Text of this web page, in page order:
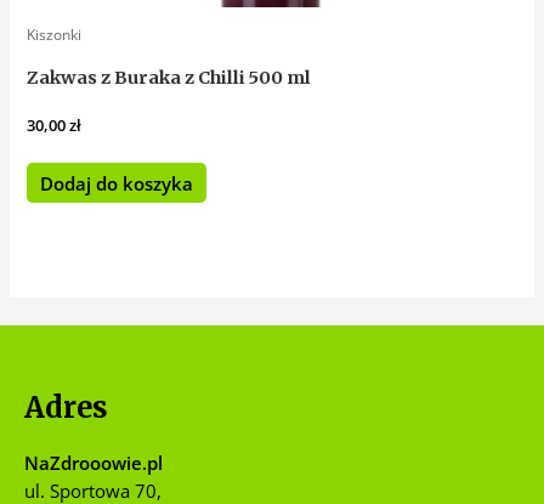
Kiszonki
Zakwas z Buraka z Chilli 500 ml
30,00zł
Dodaj do koszyka
Adres
NaZdrooowie.pl
ul. Sportowa 70,